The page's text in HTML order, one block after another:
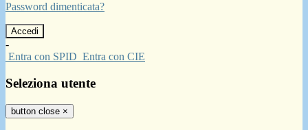
Password dimenticata?
-
Entra con SPID Entra con CIE
Seleziona utente
button close ×